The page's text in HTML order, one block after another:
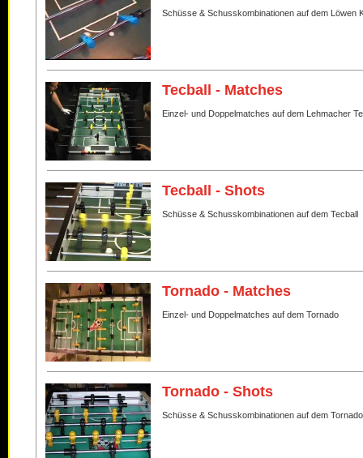
Schüsse & Schusskombinationen auf dem Löwen
Tecball - Matches
Einzel- und Doppelmatches auf dem Lehmacher
Tecball - Shots
Schüsse & Schusskombinationen auf dem Tecball
Tornado - Matches
Einzel- und Doppelmatches auf dem Tornado
Tornado - Shots
Schüsse & Schusskombinationen auf dem